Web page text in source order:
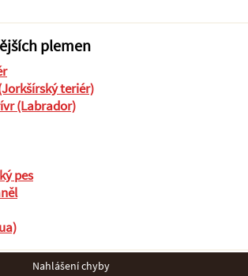
plemen
teriér)
(Labrador)
pes
Nahlášení chyby